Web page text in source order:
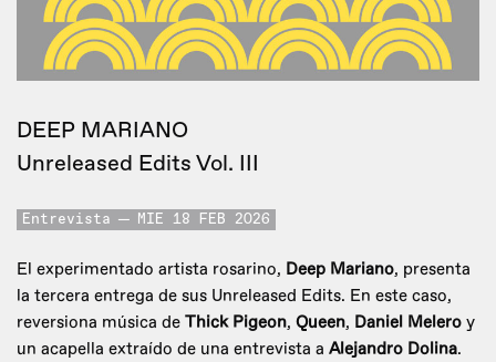
DEEP MARIANO
Unreleased Edits Vol. III
Entrevista MIE 18 FEB 2026
El experimentado artista rosarino, Deep Mariano, presenta
la tercera entrega de sus Unreleased Edits. En este caso,
reversiona música de Thick Pigeon, Queen, Daniel Melero y
un acapella extraído de una entrevista a Alejandro Dolina.